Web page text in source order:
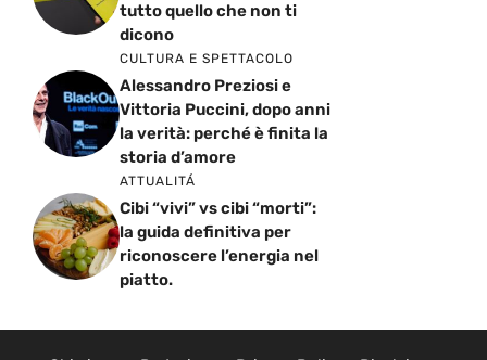
tutto quello che non ti
dicono
CULTURA E SPETTACOLO
Alessandro Preziosi e
Vittoria Puccini, dopo anni
la verità: perché è finita la
storia d’amore
ATTUALITÁ
Cibi “vivi” vs cibi “morti”:
la guida definitiva per
riconoscere l’energia nel
piatto.